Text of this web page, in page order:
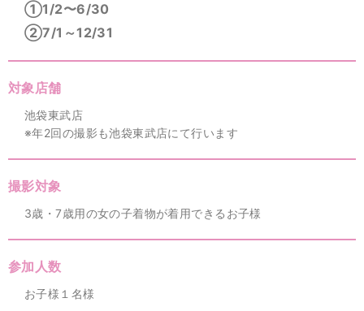
①1/2〜6/30
②7/1～12/31
対象店舗
池袋東武店
※年2回の撮影も池袋東武店にて行います
撮影対象
3歳・7歳用の女の子着物が着用できるお子様
参加人数
お子様１名様